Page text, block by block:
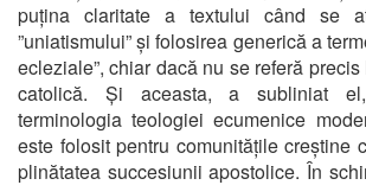
puțina claritate a textului când se
”uniatismului” și folosirea generică a
ecleziale”, chiar dacă nu se referă
catolică. Și aceasta, a subliniat
terminologia teologiei ecumenice
este folosit pentru comunitățile creștine
plinătatea succesiunii apostolice. În